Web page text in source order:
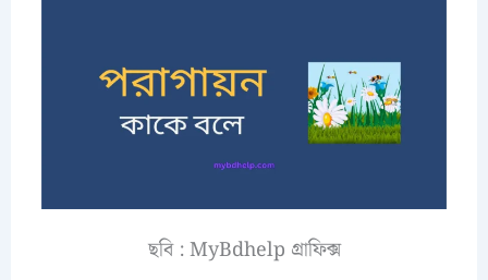
ছবি : MyBdhelp গ্রাফিক্স